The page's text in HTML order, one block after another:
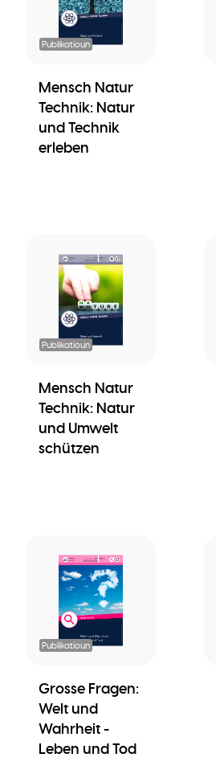
Publikatioun
Mensch Natur
Technik: Natur
und Technik
erleben
Publikatioun
Mensch Natur
Technik: Natur
und Umwelt
schützen
Publikatioun
Grosse Fragen:
Welt und
Wahrheit -
Leben und Tod